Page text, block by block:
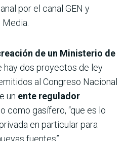
por el canal GEN y
de un Ministerio de
hay dos proyectos de ley
al Congreso Nacional
un ente regulador
como gasífero, “que es lo
en particular para
fuentes”.